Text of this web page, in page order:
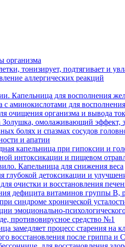
организма
тонизирует, подтягивает и
аллергических реакций
Капельница для восполнения
с аминокислотами для
очищения организма и вывода
Золушка, омолаживающий эффект,
болях и спазмах сосудов
и апатии
капельница при гипоксии и
интоксикации и пищевом
Капельница для снижения веса
глубокой детоксикации и
очистки и восстановления
дефицита витаминов группы В,
синдроме хронической
эмоционально-
противовирусное средство №1
замедляет процесс старения на
восстановления после гриппа и